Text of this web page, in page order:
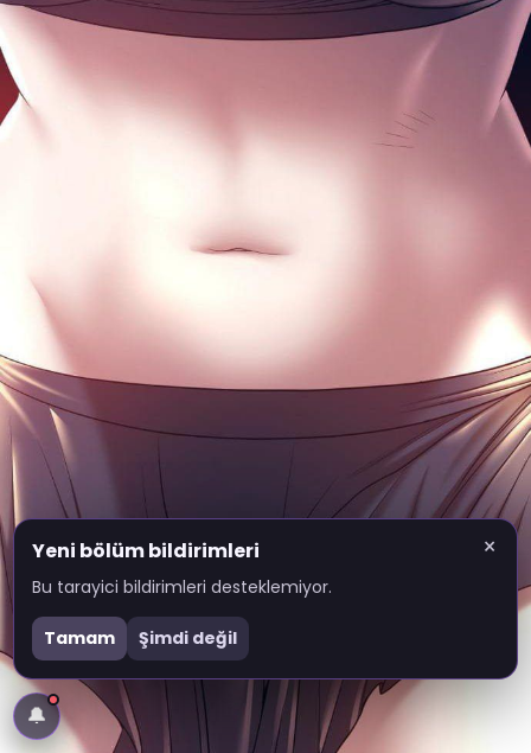
×
Yeni bölüm bildirimleri
Bu tarayici bildirimleri desteklemiyor.
Tamam Şimdi değil
🔔